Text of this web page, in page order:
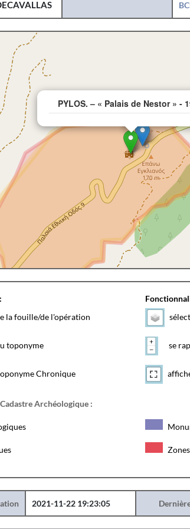
PYLOS. – « Palais de Nestor » -
la fouille/de l'opération
toponyme
Chronique
se
Archéologique :
2021-11-22 19:23:05